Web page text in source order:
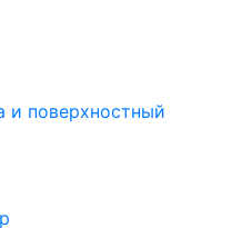
и поверхностный